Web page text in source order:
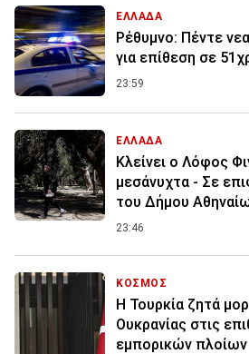
ΕΛΛΑΔΑ
Ρέθυμνο: Πέντε
για επίθεση σε
23:59
ΕΛΛΑΔΑ
Κλείνει ο Λόφος
μεσάνυχτα - Σε
του Δήμου
23:46
ΚΟΣΜΟΣ
Η Τουρκία ζητά
Ουκρανίας στις
εμπορικών πλοίων